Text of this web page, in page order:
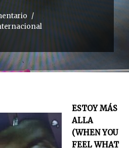
ESTOY MÁS
ALLA
(WHEN YOU
FEEL WHAT